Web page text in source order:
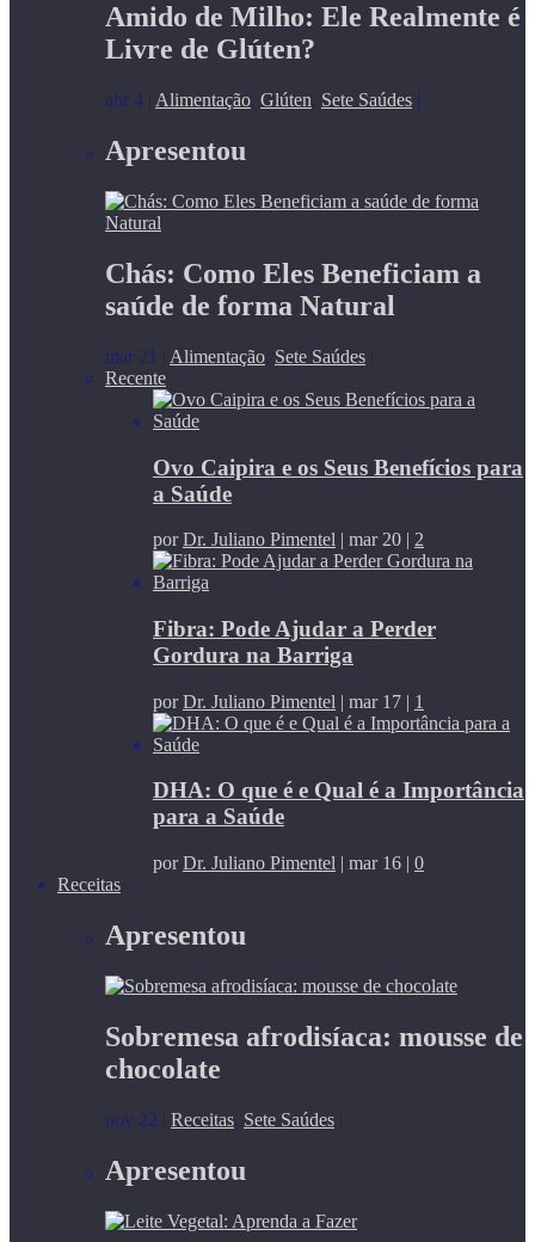
Amido de Milho: Ele Realmente é
Livre de Glúten?
abr 4 | Alimentação, Glúten, Sete Saúdes |
Apresentou
Chás: Como Eles Beneficiam a
saúde de forma Natural
mar 21 | Alimentação, Sete Saúdes |
Recente
Ovo Caipira e os Seus Benefícios para
a Saúde
porDr. Juliano Pimentel | mar 20 | 2
Fibra: Pode Ajudar a Perder
Gordura na Barriga
porDr. Juliano Pimentel | mar 17 | 1
DHA: O que é e Qual é a Importância
para a Saúde
porDr. Juliano Pimentel | mar 16 | 0
Receitas
Apresentou
Sobremesa afrodisíaca: mousse de
chocolate
nov 22 | Receitas, Sete Saúdes |
Apresentou